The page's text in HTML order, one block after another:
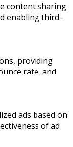
content sharing
enabling third-
providing
rate, and
ads based on
of ad